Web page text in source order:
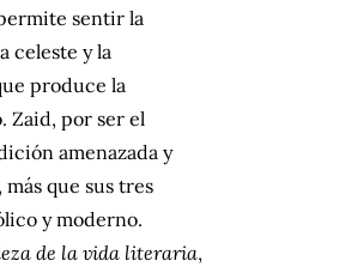
sentir la
celeste y la
produce la
Zaid, por ser el
amenazada y
que sus tres
y moderno.
de la vida literaria,